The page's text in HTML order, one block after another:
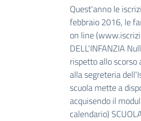
Quest'anno le
febbraio 2016, le
on line
DELL'INFANZIA
rispetto allo
alla segreteria
scuola mette a
acquisendo il
calendario)